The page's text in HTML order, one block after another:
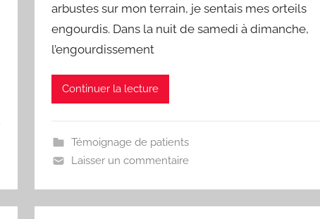
arbustes sur mon terrain, je sentais mes orteils
engourdis. Dans la nuit de samedi à dimanche,
l’engourdissement
Continuer la lecture
Témoignage de patients
Laisser un commentaire